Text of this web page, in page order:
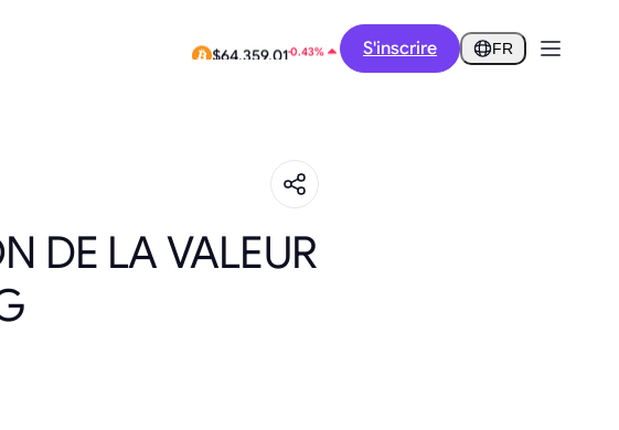
$0.2616 -8.47% S'inscrire FR
DE LA VALEUR